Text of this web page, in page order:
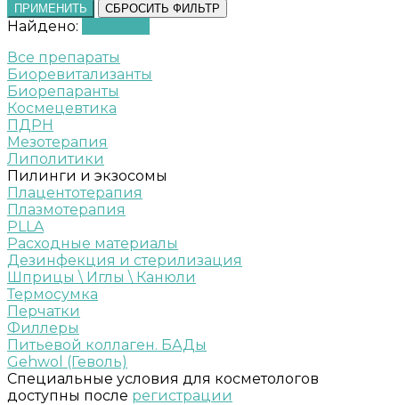
ПРИМЕНИТЬ СБРОСИТЬ ФИЛЬТР
Найдено:
Все препараты
Биоревитализанты
Биорепаранты
Космецевтика
ПДРН
Мезотерапия
Липолитики
Пилинги и экзосомы
Плацентотерапия
Плазмотерапия
PLLA
Расходные материалы
Дезинфекция и стерилизация
Шприцы \ Иглы \ Канюли
Термосумка
Перчатки
Филлеры
Питьевой коллаген. БАДы
Gehwol (Геволь)
Специальные условия для косметологов
доступны после регистрации